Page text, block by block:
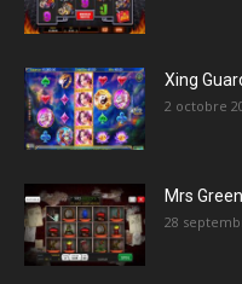
Xing
2 octobre
Mrs
28